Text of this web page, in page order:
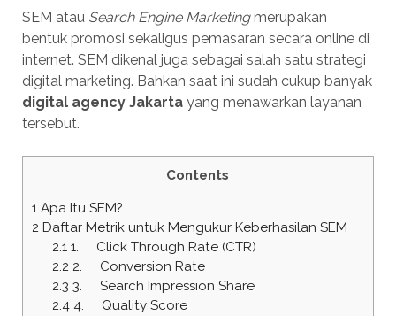
SEM atau Search Engine Marketingmerupakan
bentuk promosi sekaligus pemasaran secara online di
internet. SEM dikenal juga sebagai salah satu strategi
digital marketing. Bahkan saat ini sudah cukup banyak
digital agency Jakarta yang menawarkan layanan
tersebut.
Contents
1Apa Itu SEM?
2 Daftar Metrik untuk Mengukur Keberhasilan SEM
2.11. Click Through Rate (CTR)
2.2 2. Conversion Rate
2.3 3. Search Impression Share
2.44. Quality Score